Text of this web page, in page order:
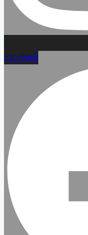
Facebook